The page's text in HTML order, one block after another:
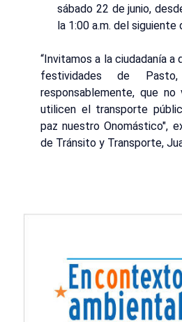
sábado 22 de junio,
la 1:00 a.m. del siguiente
“Invitamos a la ciudadanía a
festividades de
responsablemente, que no
utilicen el transporte
paz nuestro Onomástico",
de Tránsito y Transporte,